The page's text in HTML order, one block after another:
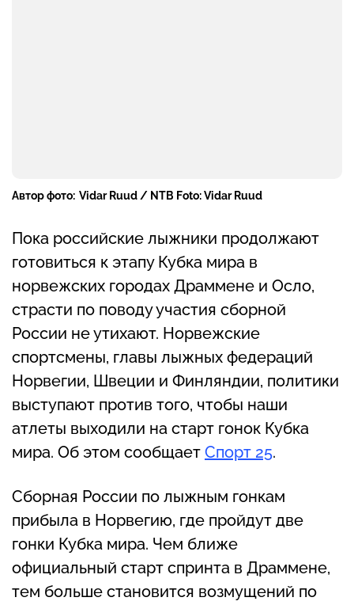
Автор фото: Vidar Ruud / NTB Foto: Vidar Ruud
Пока российские лыжники продолжают
готовиться к этапу Кубка мира в
норвежских городах Драммене и Осло,
страсти по поводу участия сборной
России не утихают. Норвежские
спортсмены, главы лыжных федераций
Норвегии, Швеции и Финляндии, политики
выступают против того, чтобы наши
атлеты выходили на старт гонок Кубка
мира. Об этом сообщает Спорт 25.
Сборная России по лыжным гонкам
прибыла в Норвегию, где пройдут две
гонки Кубка мира. Чем ближе
официальный старт спринта в Драммене,
тем больше становится возмущений по